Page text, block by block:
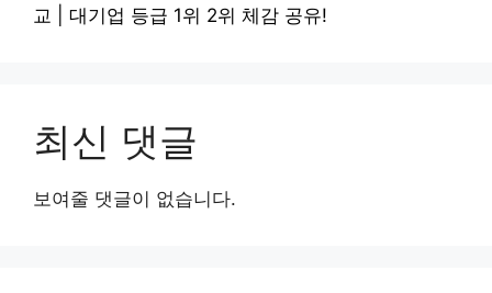
교 | 대기업 등급 1위 2위 체감 공유!
최신 댓글
보여줄 댓글이 없습니다.